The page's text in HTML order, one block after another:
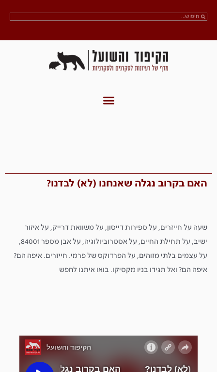
האם בקרוב נגלה שאנחנו (לא) לבדנו?
שעה על חייזרים, על ספירות דייסון, על משוואת דרייק, על איזור
ישיב, על תחילת החיים, על אסטרוביולוגיה, על אבן מספר 84001,
על עצמים בלתי מזוהים, על הפרדוקס של פרמי. חייזרים. איפה הם?
איפה הם? ואל תגידו בניו מקסיקו. בואו איתנו לחפש